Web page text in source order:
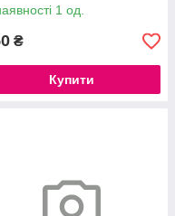
1 од.
₴
Купити